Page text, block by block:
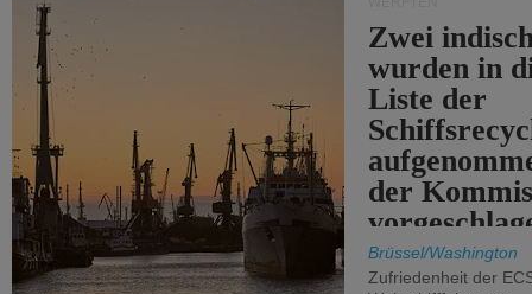
Zwei
wurden in
Liste der
der
Brüssel/Washington
Zufriedenheit der